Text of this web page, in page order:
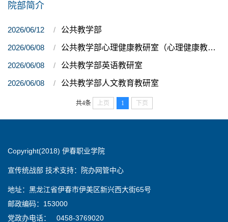
院部简介
2026/06/12 公共教学部
2026/06/08 公共教学部心理健康教研室（心理健康教育中心）
2026/06/08 公共教学部英语教研室
2026/06/08 公共教学部人文教育教研室
共4条 上页 1 下页
Copyright(2018) 伊春职业学院
宣传统战部 技术支持：院办网管中心
地址：黑龙江省伊春市伊美区新兴西大街65号
邮政编码：153000
党政办电话： 0458-3769020